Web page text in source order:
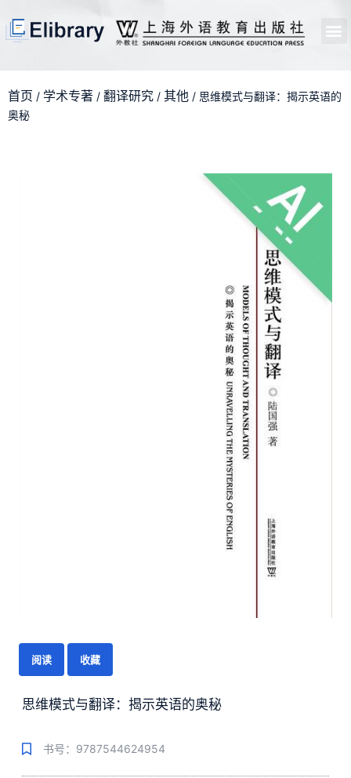
首页 / 学术专著 / 翻译研究 / 其他 / 思维模式与翻译：揭示英语的
奥秘
阅读 收藏
思维模式与翻译：揭示英语的奥秘
书号：9787544624954